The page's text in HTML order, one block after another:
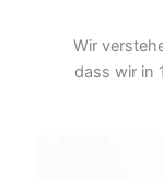
Wir
dass wir in